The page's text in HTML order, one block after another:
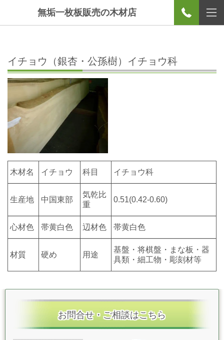
無垢一枚板販売の木材店
イチョウ（銀杏・公孫樹）イチョウ科
木材名 イチョウ 科目 イチョウ科
生産地 中国東部
気乾比
重
0.51(0.42-0.60)
心材色 帯黄白色 辺材色 帯黄白色
材質 硬め 用途
基盤・将棋盤・まな板・器
具類・細工物・彫刻材等
お問合せ・ご相談はこちら